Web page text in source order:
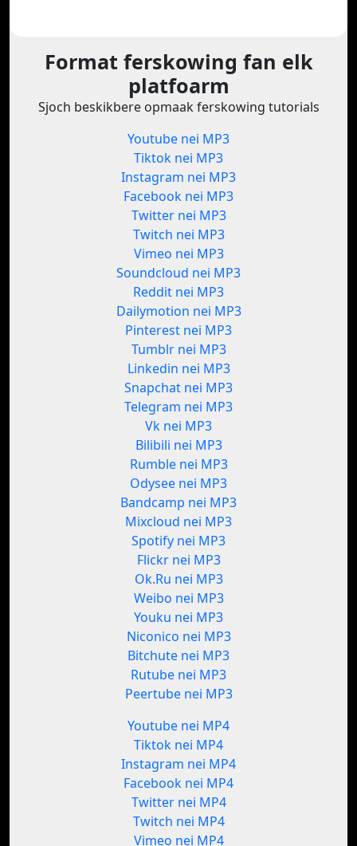
Format ferskowing fan elk
platfoarm
Sjoch beskikbere opmaak ferskowing tutorials
Youtube nei MP3
Tiktok nei MP3
Instagram nei MP3
Facebook nei MP3
Twitter nei MP3
Twitch nei MP3
Vimeo nei MP3
Soundcloud nei MP3
Reddit nei MP3
Dailymotion nei MP3
Pinterest nei MP3
Tumblr nei MP3
Linkedin nei MP3
Snapchat nei MP3
Telegram nei MP3
Vk nei MP3
Bilibili nei MP3
Rumble nei MP3
Odysee nei MP3
Bandcamp nei MP3
Mixcloud nei MP3
Spotify nei MP3
Flickr nei MP3
Ok.Ru nei MP3
Weibo nei MP3
Youku nei MP3
Niconico nei MP3
Bitchute nei MP3
Rutube nei MP3
Peertube nei MP3
Youtube nei MP4
Tiktok nei MP4
Instagram nei MP4
Facebook nei MP4
Twitter nei MP4
Twitch nei MP4
Vimeo nei MP4